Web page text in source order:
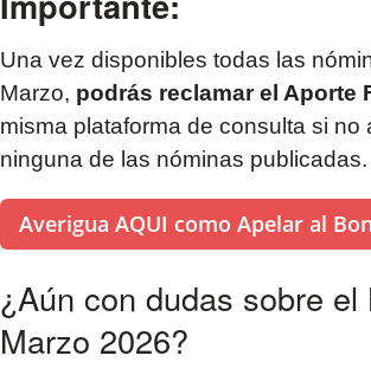
Una vez disponibles todas las
Marzo, podrás reclamar el Aporte
misma plataforma de consulta si no
ninguna de las nóminas publicadas.
Averigua AQUI como Apelar al
¿Aún con dudas sobre el
Marzo 2026?